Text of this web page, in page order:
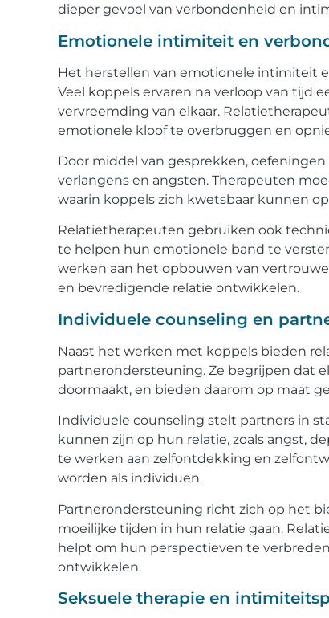
dieper gevoel van verbondenheid en
Emotionele intimiteit en
Het herstellen van emotionele intimiteit
Veel koppels ervaren na verloop van tijd
vervreemding van elkaar.
emotionele kloof te overbruggen en
Door middel van gesprekken,
verlangens en angsten. Therapeuten
waarin koppels zich kwetsbaar kunnen
Relatietherapeuten gebruiken ook
te helpen hun emotionele band te
werken aan het opbouwen van
en bevredigende relatie ontwikkelen.
Individuele counseling en
Naast het werken met koppels bieden
partnerondersteuning. Ze begrijpen dat
doormaakt, en bieden daarom op maat
Individuele counseling stelt partners in
kunnen zijn op hun relatie, zoals angst,
te werken aan zelfontdekking en
worden als individuen.
Partnerondersteuning richt zich op het
moeilijke tijden in hun relatie gaan.
helpt om hun perspectieven te
ontwikkelen.
Seksuele therapie en